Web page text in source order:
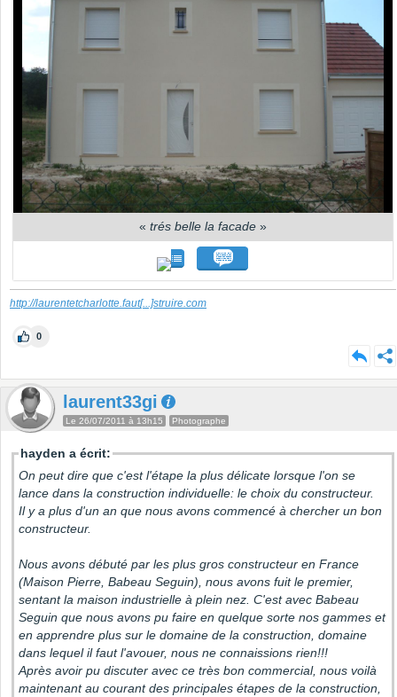
« trés belle la facade »
http://laurentetcharlotte.faut[...]struire.com
0
laurent33gi
Le 26/07/2011 à 13h15 Photographe
hayden a écrit:
On peut dire que c'est l'étape la plus délicate lorsque l'on se
lance dans la construction individuelle: le choix du constructeur.
Il y a plus d'un an que nous avons commencé à chercher un bon
constructeur.
Nous avons débuté par les plus gros constructeur en France
(Maison Pierre, Babeau Seguin), nous avons fuit le premier,
sentant la maison industrielle à plein nez. C'est avec Babeau
Seguin que nous avons pu faire en quelque sorte nos gammes et
en apprendre plus sur le domaine de la construction, domaine
dans lequel il faut l'avouer, nous ne connaissions rien!!!
Après avoir pu discuter avec ce très bon commercial, nous voilà
maintenant au courant des principales étapes de la construction,